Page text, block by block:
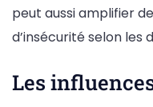
peut aussi amplifier
d’insécurité selon les
Les